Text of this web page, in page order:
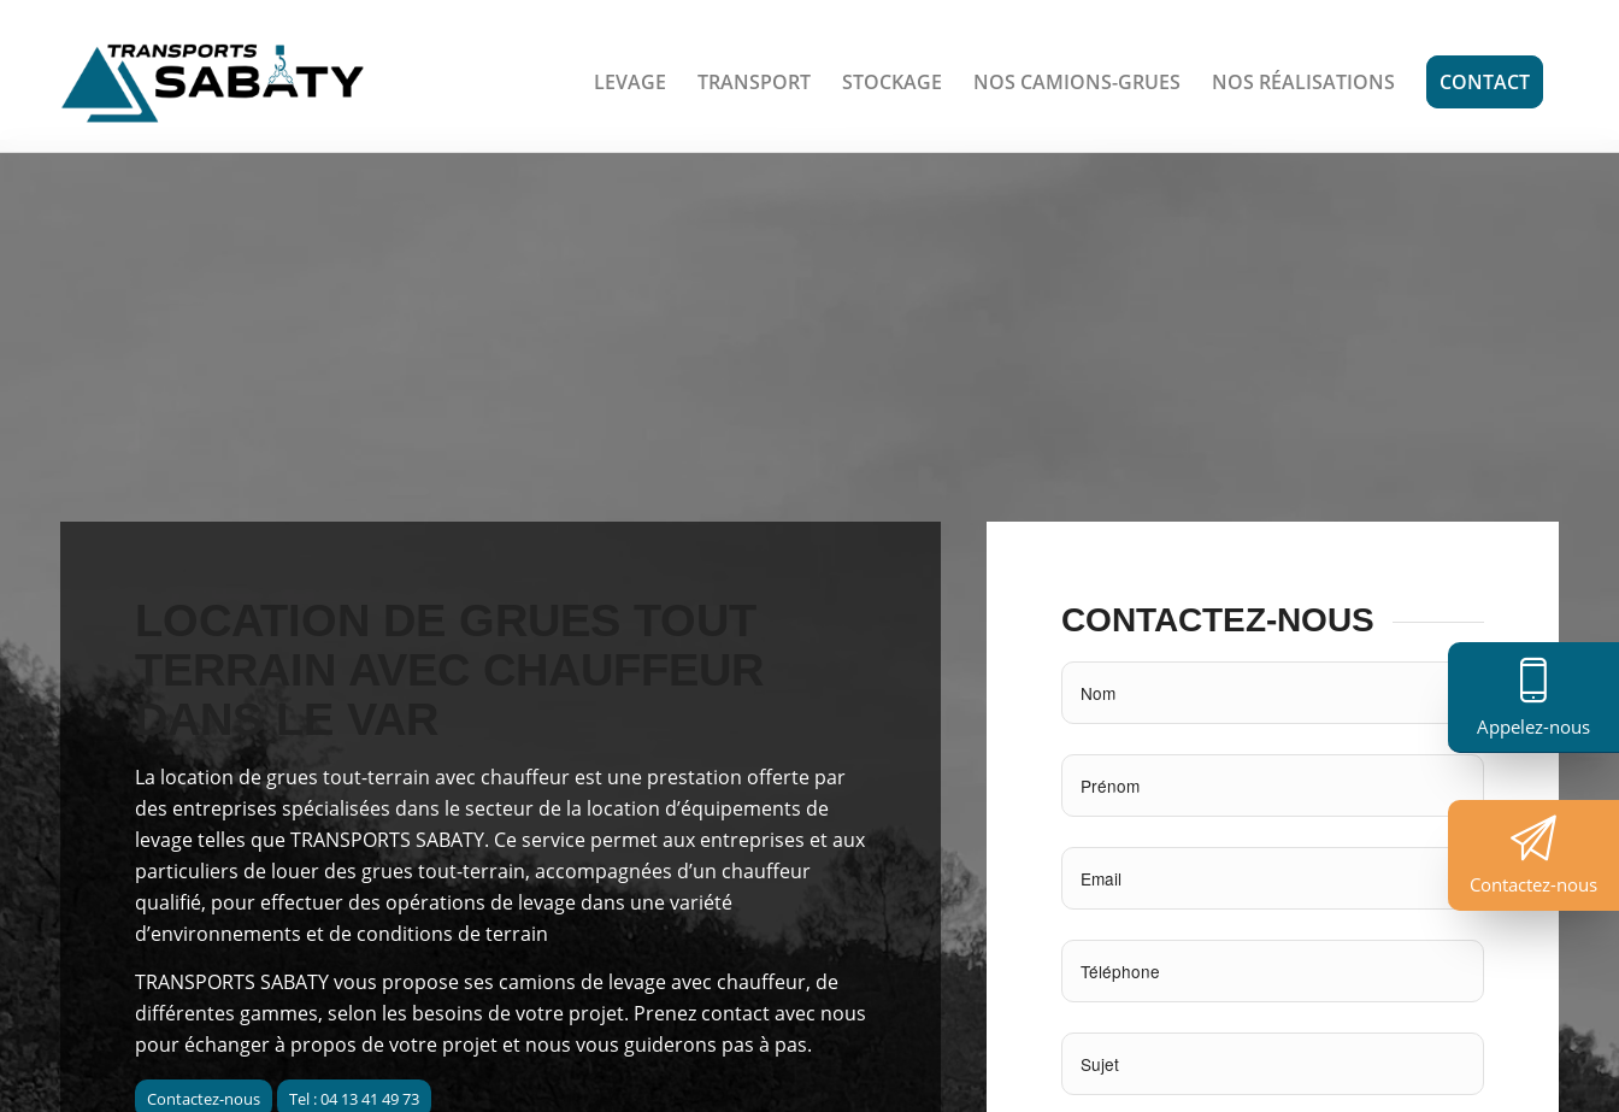
LEVAGE TRANSPORT STOCKAGE NOS CAMIONS-GRUES NOS RÉALISATIONS CONTACT
Appelez-nous
Contactez-nous
DANS LE VAR
La location de grues tout-terrain avec chauffeur est une prestation offerte par
des entreprises spécialisées dans le secteur de la location d’équipements de
levagetelles que TRANSPORTS SABATY. Ce service permet aux entreprises et aux
particuliers de louer des grues tout-terrain, accompagnées d’un chauffeur
qualifié, pour effectuer des opérations de levage dans une variété
d’environnements et de conditions de terrain
TRANSPORTS SABATYvous proposeses camions de levage avec chauffeur, de
différentes gammes, selon les besoins de votre projet. Prenez contact avec nous
pour échanger à propos de votre projet et nous vous guiderons pas à pas.
Contactez-nous Tel : 04 13 41 49 73
CONTACTEZ-NOUS